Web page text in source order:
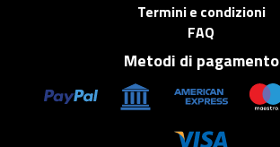
Termini e condizioni
FAQ
Metodi di pagamento